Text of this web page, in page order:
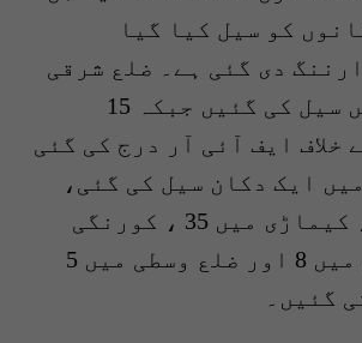
سے 172 دکانوں کو سیل کیا گیا
کو وارننگ دی گئی ہے۔ ضلع شرقی
میں 97 دکانیں سیل کی گئیں جبکہ 15
خلاف ایف آئی آر درج کی گئی
ایک دکان سیل کی گئی،
ملیر میں 12 ، کیماڑی میں 35 ، کورنگی
میں 14، غربی میں 8 اور ضلع وسطی میں 5
گئیں۔